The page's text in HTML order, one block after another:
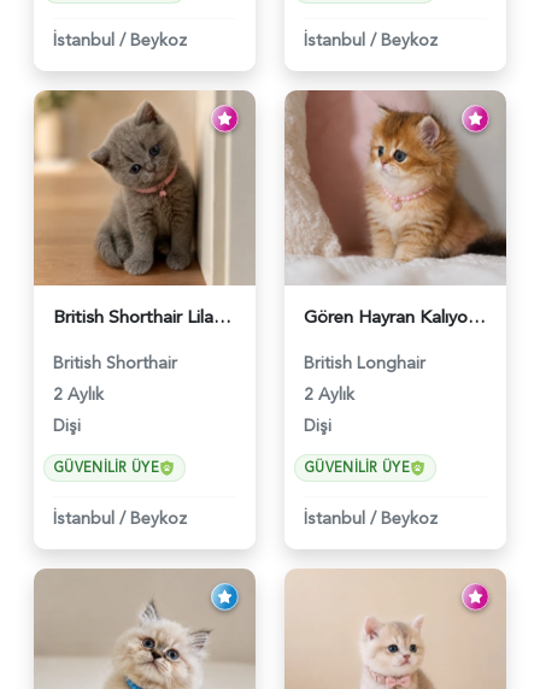
İstanbul / Beykoz İstanbul / Beykoz
British Shorthair Lilac Dişi Tatlı Kızımız - 5236
British Shorthair
2 Aylık
Dişi
GÜVENILIR ÜYE
İstanbul / Beykoz
Gören Hayran Kalıyor! British Longhair Golden Dişi - 6345
British Longhair
2 Aylık
Dişi
GÜVENILIR ÜYE
İstanbul / Beykoz